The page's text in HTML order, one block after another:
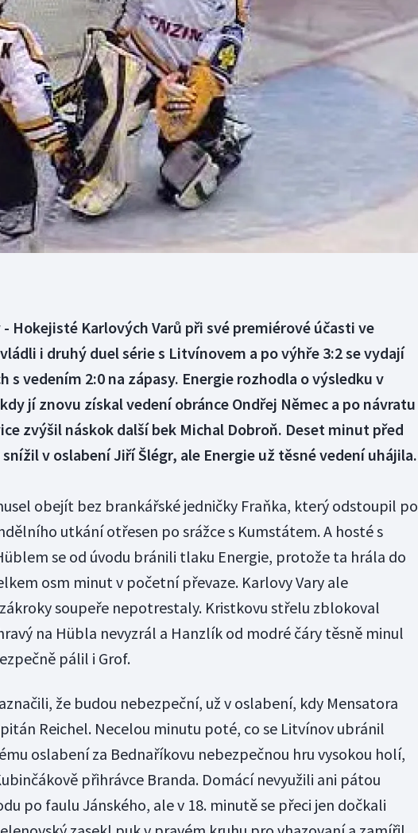
Curling
Dostihy
Florbal
Futsal
Gymnastika
Moderní pětiboj
Motorsport
Olympijské hry
Parasport
Plavání
Plážový volejbal
Veslování
Vodní slalom
- Hokejisté Karlových Varů při své premiérové účasti ve
i druhý duel série s Litvínovem a po výhře 3:2 se vydají
s vedením 2:0 na zápasy. Energie rozhodla o výsledku v
jí znovu získal vedení obránce Ondřej Němec a po návratu
zvýšil náskok další bek Michal Dobroň. Deset minut před
v oslabení Jiří Šlégr, ale Energie už těsné vedení uhájila.
obejít bez brankářské jedničky Fraňka, který odstoupil po
utkání otřesen po srážce s Kumstátem. A hosté s
se od úvodu bránili tlaku Energie, protože ta hrála do
osm minut v početní převaze. Karlovy Vary ale
soupeře nepotrestaly. Kristkovu střelu zblokoval
na Hübla nevyzrál a Hanzlík od modré čáry těsně minul
pálil i Grof.
že budou nebezpeční, už v oslabení, kdy Mensatora
Reichel. Necelou minutu poté, co se Litvínov ubránil
oslabení za Bednaříkovu nebezpečnou hru vysokou holí,
přihrávce Branda. Domácí nevyužili ani pátou
po faulu Jánského, ale v 18. minutě se přeci jen dočkali